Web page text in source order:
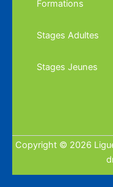
Formations
Stages Adultes
Stages Jeunes
Copyright © 2026